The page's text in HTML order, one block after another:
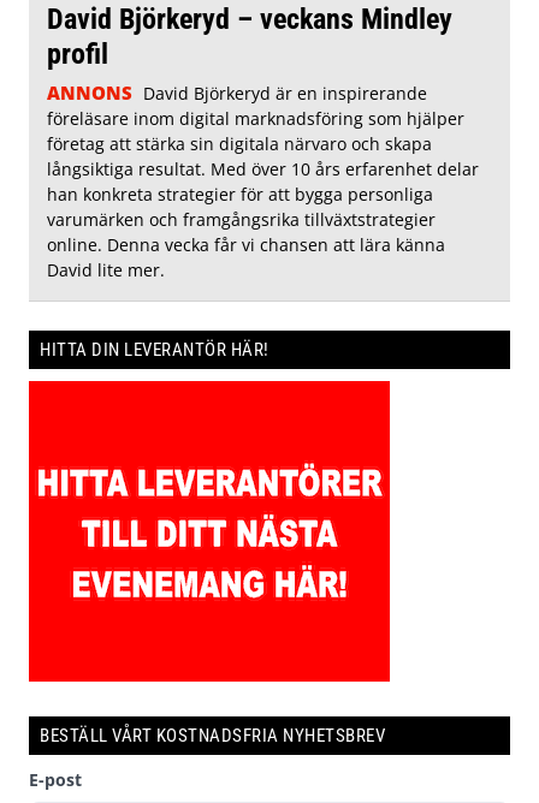
David Björkeryd – veckans Mindley
profil
ANNONS David Björkeryd är en inspirerande
föreläsare inom digital marknadsföring som hjälper
företag att stärka sin digitala närvaro och skapa
långsiktiga resultat. Med över 10 års erfarenhet delar
han konkreta strategier för att bygga personliga
varumärken och framgångsrika tillväxtstrategier
online. Denna vecka får vi chansen att lära känna
David lite mer.
HITTA DIN LEVERANTÖR HÄR!
BESTÄLL VÅRT KOSTNADSFRIA NYHETSBREV
E-post